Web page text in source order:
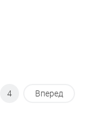
4 Вперед